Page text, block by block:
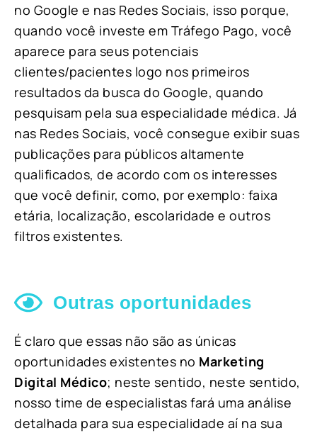
no Google e nas Redes Sociais, isso porque,
quando você investe em Tráfego Pago, você
aparece para seus potenciais
clientes/pacientes logo nos primeiros
resultados da busca do Google, quando
pesquisam pela sua especialidade médica. Já
nas Redes Sociais, você consegue exibir suas
publicações para públicos altamente
qualificados, de acordo com os interesses
que você definir, como, por exemplo: faixa
etária, localização, escolaridade e outros
filtros existentes.
Outras oportunidades
É claro que essas não são as únicas
oportunidades existentes no Marketing
Digital Médico; neste sentido, neste sentido,
nosso time de especialistas fará uma análise
detalhada para sua especialidade aí na sua